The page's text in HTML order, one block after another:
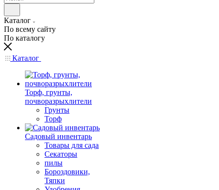
Каталог
По всему сайту
По каталогу
Каталог
Торф, грунты,
почворазрыхлители
Грунты
Торф
Садовый инвентарь
Товары для сада
Секаторы
пилы
Бороздовики,
Тяпки